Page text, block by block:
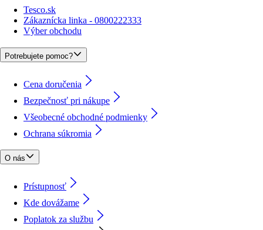
Tesco.sk
Zákaznícka linka - 0800222333
Výber obchodu
Potrebujete pomoc?
Cena doručenia
Bezpečnosť pri nákupe
Všeobecné obchodné podmienky
Ochrana súkromia
O nás
Prístupnosť
Kde dovážame
Poplatok za službu